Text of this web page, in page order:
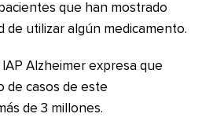
que han mostrado
de utilizar algún medicamento.
Alzheimer expresa que
de casos de este
de 3 millones.